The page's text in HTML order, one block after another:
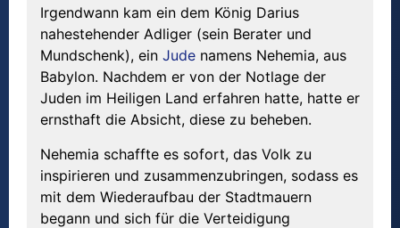
Irgendwann kam ein dem König Darius
nahestehender Adliger (sein Berater und
Mundschenk), ein Jude namens Nehemia, aus
Babylon. Nachdem er von der Notlage der
Juden im Heiligen Land erfahren hatte, hatte er
ernsthaft die Absicht, diese zu beheben.
Nehemia schaffte es sofort, das Volk zu
inspirieren und zusammenzubringen, sodass es
mit dem Wiederaufbau der Stadtmauern
begann und sich für die Verteidigung